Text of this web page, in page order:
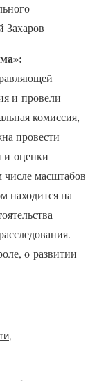
и провели
комиссия,
провести
и оценки
числе масштабов
находится на
о развитии
,